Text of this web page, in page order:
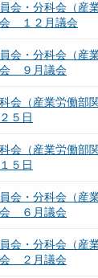
会・分科会（産
会 １２月議会
会・分科会（産
会 ９月議会
会（産業労働部
５日
会（産業労働部
５日
会・分科会（産
会 ６月議会
会・分科会（産
会 ２月議会